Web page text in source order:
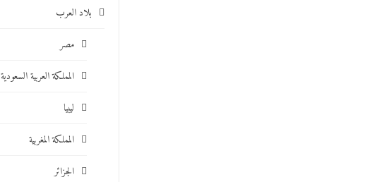
بلاد العرب
مصر
المملكة العربية السعودية
ليبيا
المملكة المغربية
الجزائر